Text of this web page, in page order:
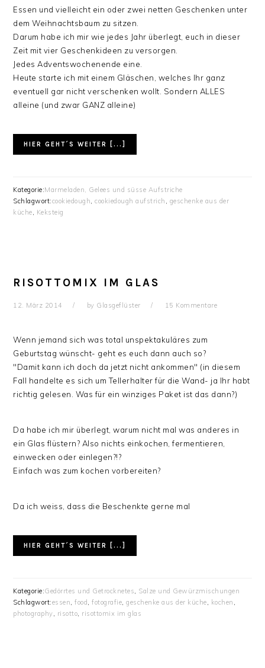
Essen und vielleicht ein oder zwei netten Geschenken unter
dem Weihnachtsbaum zu sitzen.
Darum habe ich mir wie jedes Jahr überlegt, euch in dieser
Zeit mit vier Geschenkideen zu versorgen.
Jedes Adventswochenende eine.
Heute starte ich mit einem Gläschen, welches Ihr ganz
eventuell gar nicht verschenken wollt. Sondern ALLES
alleine (und zwar GANZ alleine)
HIER GEHT´S WEITER [...]
Kategorie:Marmeladen, Gelees und süsse Aufstriche
Schlagwort:cookiedough,cookiedough aufstrich , geschenke aus der
küche, Keksteig
RISOTTOMIX IM GLAS
12. März 2014 by Glasgeflüster 15 Kommentare
Wenn jemand sich was total unspektakuläres zum
Geburtstag wünscht- geht es euch dann auch so?
"Damit kann ich doch da jetzt nicht ankommen" (in diesem
Fall handelte es sich um Tellerhalter für die Wand- ja Ihr habt
richtig gelesen. Was für ein winziges Paket ist das dann?)
Da habe ich mir überlegt, warum nicht mal was anderes in
ein Glas flüstern? Also nichts einkochen, fermentieren,
einwecken oder einlegen?!?
Einfach was zum kochen vorbereiten?
Da ich weiss, dass die Beschenkte gerne mal
HIER GEHT´S WEITER [...]
Kategorie:Gedörrtes und Getrocknetes, Salze und Gewürzmischungen
Schlagwort:essen,food ,fotografie,geschenke aus der küche, kochen ,
photography, risotto, risottomix im glas